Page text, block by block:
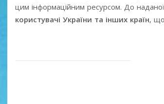
цим інформаційним ресурсом. До
користувачі України та інших країн,